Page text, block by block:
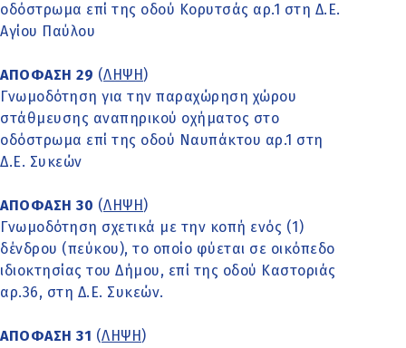
οδόστρωμα επί της οδού Κορυτσάς αρ.1 στη Δ.Ε.
Αγίου Παύλου
ΑΠΟΦΑΣΗ 29 (ΛΗΨΗ )
Γνωμοδότηση για την παραχώρηση χώρου
στάθμευσης αναπηρικού οχήματος στο
οδόστρωμα επί της οδού Ναυπάκτου αρ.1 στη
Δ.Ε. Συκεών
ΑΠΟΦΑΣΗ 30 (ΛΗΨΗ )
Γνωμοδότηση σχετικά με την κοπή ενός (1)
δένδρου (πεύκου), το οποίο φύεται σε οικόπεδο
ιδιοκτησίας του Δήμου, επί της οδού Καστοριάς
αρ.36, στη Δ.Ε. Συκεών.
ΑΠΟΦΑΣΗ 31 (ΛΗΨΗ )